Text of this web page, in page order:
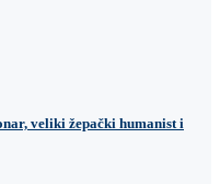
veliki žepački humanist i